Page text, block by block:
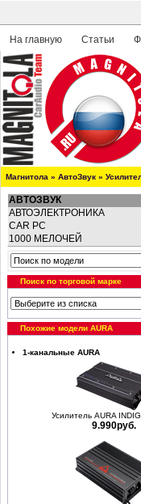
На главную Статьи
Магнитола » АвтоЗвук »
АВТОЗВУК
АВТОЭЛЕКТРОНИКА
CAR PC
1000 МЕЛОЧЕЙ
Поиск по торговой марке
Похожие модели AURA
1-канальные AURA
Усилитель AURA
9.990руб.